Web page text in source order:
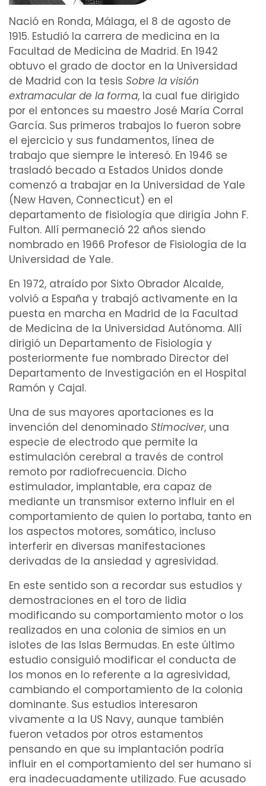
Nació en Ronda, Málaga, el 8 de agosto de
1915. Estudió la carrera de medicina en la
Facultad de Medicina de Madrid. En 1942
obtuvo el grado de doctor en la Universidad
de Madrid con la tesis Sobre la visión
extramacular de la forma, la cual fue dirigido
por el entonces su maestro José María Corral
García. Sus primeros trabajos lo fueron sobre
el ejercicio y sus fundamentos, línea de
trabajo que siempre le interesó. En 1946 se
trasladó becado a Estados Unidos donde
comenzó a trabajar en la Universidad de Yale
(New Haven, Connecticut) en el
departamento de fisiología que dirigía John F.
Fulton. Allí permaneció 22 años siendo
nombrado en 1966 Profesor de Fisiología de la
Universidad de Yale.
En 1972, atraído por Sixto Obrador Alcalde,
volvió a España y trabajó activamente en la
puesta en marcha en Madrid de la Facultad
de Medicina de la Universidad Autónoma. Allí
dirigió un Departamento de Fisiología y
posteriormente fue nombrado Director del
Departamento de Investigación en el Hospital
Ramón y Cajal.
Una de sus mayores aportaciones es la
invención del denominado Stimociver, una
especie de electrodo que permite la
estimulación cerebral a través de control
remoto por radiofrecuencia. Dicho
estimulador, implantable, era capaz de
mediante un transmisor externo influir en el
comportamiento de quien lo portaba, tanto en
los aspectos motores, somático, incluso
interferir en diversas manifestaciones
derivadas de la ansiedad y agresividad.
En este sentido son a recordar sus estudios y
demostraciones en el toro de lidia
modificando su comportamiento motor o los
realizados en una colonia de simios en un
islotes de las Islas Bermudas. En este último
estudio consiguió modificar el conducta de
los monos en lo referente a la agresividad,
cambiando el comportamiento de la colonia
dominante. Sus estudios interesaron
vivamente a la US Navy, aunque también
fueron vetados por otros estamentos
pensando en que su implantación podría
influir en el comportamiento del ser humano si
era inadecuadamente utilizado. Fue acusado